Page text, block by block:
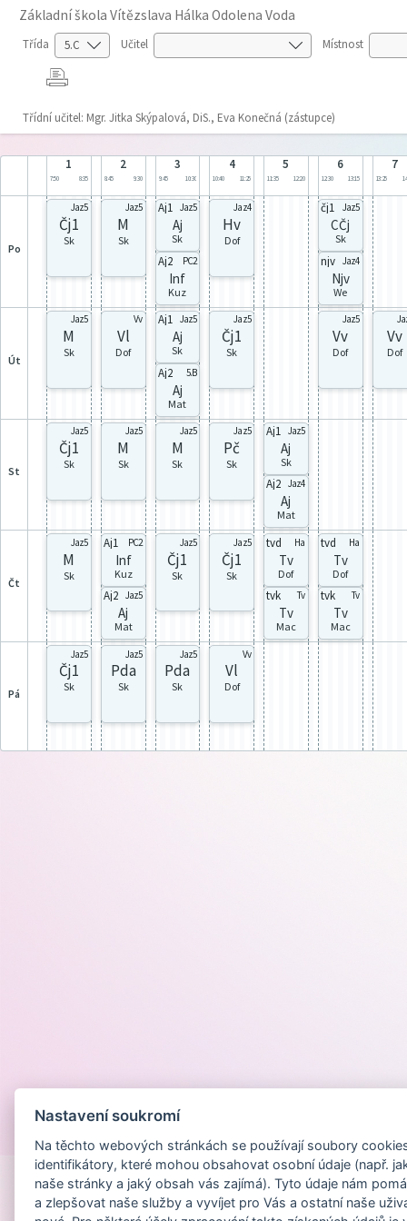
Základní škola Vítězslava Hálka Odolena Voda
Třída Učitel Místnost
Třídní učitel: Mgr. Jitka Skýpalová, DiS., Eva Konečná (zástupce)
1
7:50 8:35
2
8:45 9:30
3
9:45 10:30
4
10:40 11:25
5
11:35 12:20
6
12:30 13:15
7
13:25
po
Jaz5
Čj1
Sk
Jaz5
M
Sk
Aj1 Jaz5
Aj
Sk
Aj2 PC2
Inf
Kuz
Jaz4
Hv
Dof
čj1 Jaz5
CČj
Sk
njv Jaz4
Njv
We
út
Jaz5
M
Sk
Vv
Vl
Dof
Aj1 Jaz5
Aj
Sk
Aj2 5.B
Aj
Mat
Jaz5
Čj1
Sk
Jaz5
Vv
Dof
Vv
Dof
st
Jaz5
Čj1
Sk
Jaz5
M
Sk
Jaz5
M
Sk
Jaz5
Pč
Sk
Aj1 Jaz5
Aj
Sk
Aj2 Jaz4
Aj
Mat
čt
Jaz5
M
Sk
Aj1 PC2
Inf
Kuz
Aj2 Jaz5
Aj
Mat
Jaz5
Čj1
Sk
Jaz5
Čj1
Sk
tvd Ha
Tv
Dof
tvk Tv
Tv
Mac
tvd Ha
Tv
Dof
tvk Tv
Tv
Mac
pá
Jaz5
Čj1
Sk
Jaz5
Pda
Sk
Jaz5
Pda
Sk
Vv
Vl
Dof
Nastavení soukromí
Na těchto webových stránkách se používají soubory
identifikátory, které mohou obsahovat osobní údaje (např.
naše stránky a jaký obsah vás zajímá). Tyto údaje nám
a zlepšovat naše služby a vyvíjet pro Vás a ostatní naše